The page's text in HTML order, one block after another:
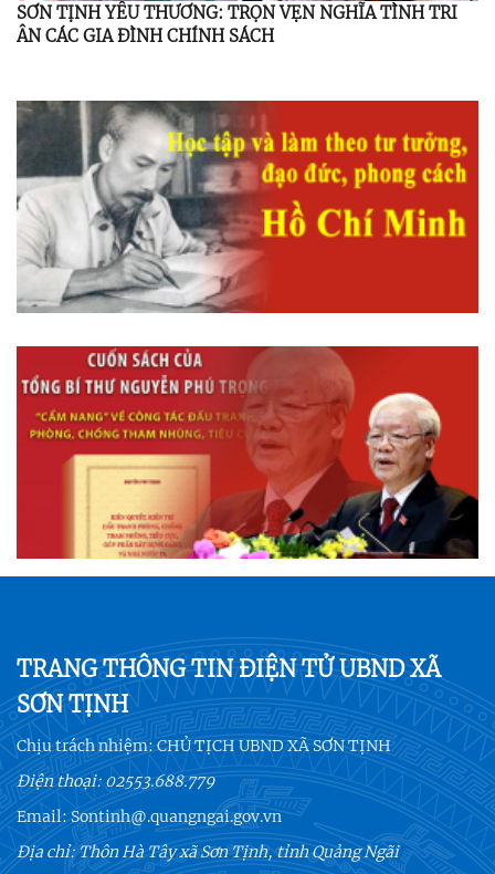
SƠN TỊNH YÊU THƯƠNG: TRỌN VẸN NGHĨA TÌNH TRI
ÂN CÁC GIA ĐÌNH CHÍNH SÁCH
TRANG THÔNG TIN ĐIỆN TỬ UBND XÃ
SƠN TỊNH
Chịu trách nhiệm:CHỦ TỊCH UBND XÃ SƠN TỊNH
Điện thoại:02553.688.779
Email:Sontinh@.quangngai.gov.vn
Địa chỉ: Thôn Hà Tây xã Sơn Tịnh, tỉnh Quảng Ngãi